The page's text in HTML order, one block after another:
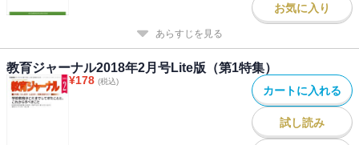
お気に入り
あらすじを見る
教育ジャーナル2018年2月号Lite版（第1特集）
¥178 (税込)
カートに入れる
試し読み